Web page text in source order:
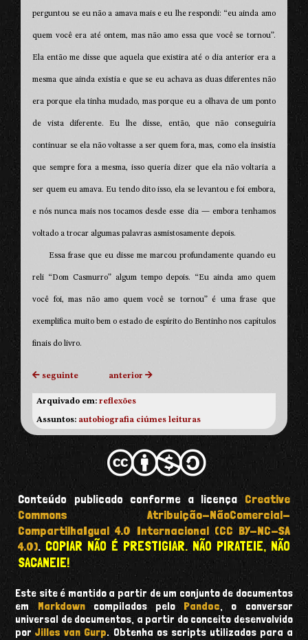
perguntou se eu não a amava mais e eu lhe respondi: “eu ainda amo
quem você era até ontem, mas não amo essa que você se tornou”.
Ela então me disse que aquela que existira até o dia anterior era a
mesma que ainda existia e que se eu achava as duas diferentes não
era porque ela tinha mudado, mas porque eu a olhava de um ponto
de vista diferente. Eu lhe disse, então, que não conseguiria
continuar se ela não voltasse a ser quem fora, mas, como ela insistia
que sempre fora a mesma, isso queria dizer que ela não voltaria a
ser quem eu amava. Eu tendo dito isso, ela se levantou e foi embora,
e nós nunca mais nos tocamos desde esse dia — embora tenhamos
voltado a trocar algumas palavras asmistosamente depois.
Essa frase que eu disse me marcou profundamente quando eu
reli “Dom Casmurro” algum tempo depois. “Eu ainda amo quem
você foi, mas não amo quem você se tornou” é uma frase que
exemplifica muito bem o estado de espírito do Bentinho nos capítulos
finais do livro.
seguinte anterior
Arquivado em:reflexões
Assuntos: autobiografia ciúmes leituras
Conteúdo publicado conforme a licença Creative
Commons Atribuição-NãoComercial-
CompartilhaIgual 4.0 Internacional (CC BY-NC-SA
4.0).COPIAR NÃO É PRESTIGIAR. NÃO PIRATEIE, NÃO
SACANEIE!
Este site é mantido a partir de um conjunto de documentos
emMarkdowncompilados pelo Pandoc, o conversor
universal de documentos, a partir do conceito desenvolvido
porJilles van Gurp. Obtenha os scripts utilizados para a